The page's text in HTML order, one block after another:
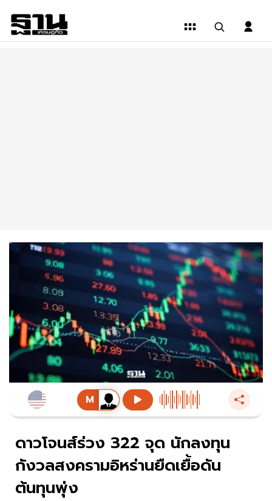
ดาวโจนส์ร่วง 322 จุด นักลงทุน
กังวลสงครามอิหร่านยืดเยื้อดัน
ต้นทุนพุ่ง